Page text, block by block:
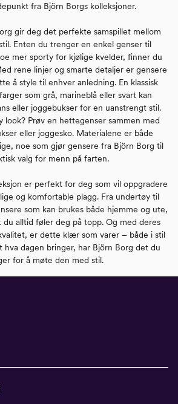
fra Björn Borgs kolleksjoner.
gir deg det perfekte samspillet mellom
Enten du trenger en enkel genser til
mer sporty for kjølige kvelder, finner du
rene linjer og smarte detaljer er gensere
å style til enhver anledning. En klassisk
som grå, marineblå eller svart kan
eller joggebukser for en uanstrengt stil.
look? Prøv en hettegenser sammen med
eller joggesko. Materialene er både
noe som gjør gensere fra Björn Borg til
valg for menn på farten.
er perfekt for deg som vil oppgradere
og komfortable plagg. Fra undertøy til
som kan brukes både hjemme og ute,
alltid føler deg på topp. Og med deres
er dette klær som varer – både i stil
hva dagen bringer, har Björn Borg det du
for å møte den med stil.